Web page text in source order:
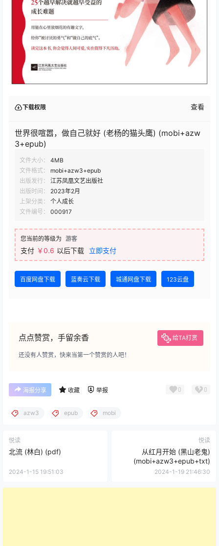
下载权限 查看
世界很喧嚣，做自己就好 (老杨的猫头鹰) (mobi+azw
3+epub)
文件大小：
4MB
文件格式：
mobi+azw3+epub
出版发行：
江苏凤凰文艺出版社
出版时间：
2023年2月
上架分类：
个人成长
文件编号：
000917
您当前的等级为 游客
支付 ￥0.6 以后下载 立即支付
百度网盘下载 蓝奏云下载 城通网盘下载 123云盘
点点赞赏，手留余香 给TA打赏
还没有人赞赏，快来当第一个赞赏的人吧！
海报分享 收藏 举报 0 0
azw3 epub mobi
悦读
北流 (林白) (pdf)
2024-1-15 19:51:03
悦读
从红月开始 (黑山老鬼)
(mobi+azw3+epub+txt)
2024-1-19 21:46:30